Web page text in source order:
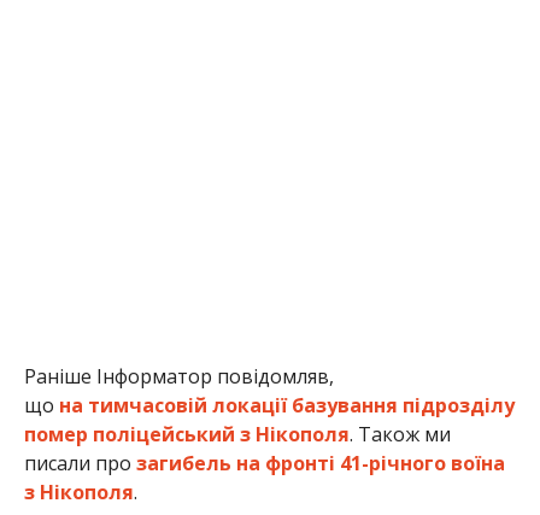
Раніше Інформатор повідомляв,
що на тимчасовій локації базування підрозділу
помер поліцейський з Нікополя. Також ми
писали про загибель на фронті 41-річного воїна
з Нікополя.